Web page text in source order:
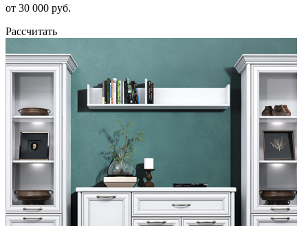
от 30 000 руб.
Рассчитать